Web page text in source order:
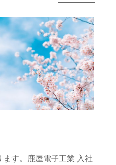
ます。鹿屋電子工業 入社